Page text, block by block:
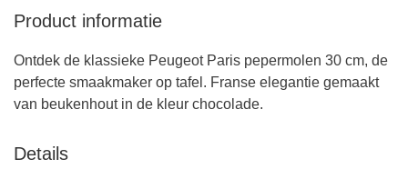
Product informatie
Ontdek de klassieke Peugeot Paris pepermolen 30 cm, de
perfecte smaakmaker op tafel. Franse elegantie gemaakt
van beukenhout in de kleur chocolade.
Details